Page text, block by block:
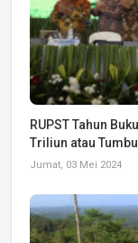
RUPST Tahun
Triliun atau
Jumat, 03 Mei 2024